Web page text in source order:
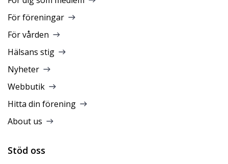
För föreningar
För vården
Hälsans stig
Nyheter
Webbutik
Hitta din förening
About us
Stöd oss